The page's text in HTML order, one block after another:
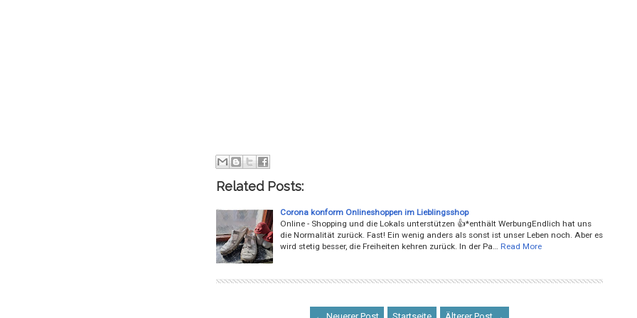
Related Posts:
Corona konform Onlineshoppen im Lieblingsshop
Online - Shopping und die Lokals unterstützen 👍*enthält WerbungEndlich hat uns
die Normalität zurück. Fast! Ein wenig anders als sonst ist unser Leben noch. Aber es
wird stetig besser, die Freiheiten kehren zurück. In der Pa…
Read More